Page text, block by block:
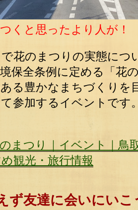
くと思ったより人が！
花のまつりの実態につ
保全条例に定める「花
る豊かなまちづくりを
参加するイベントです
まつり｜イベント｜鳥
観光・旅行情報
ず友達に会いにいこ